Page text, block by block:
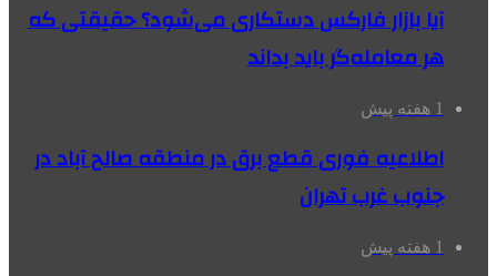
آیا بازار فارکس دستکاری می‌شود؟ حقیقتی که
هر معامله‌گر باید بداند
1 هفته پیش
اطلاعیه فوری قطع برق در منطقه صالح آباد در
جنوب غرب تهران
1 هفته پیش